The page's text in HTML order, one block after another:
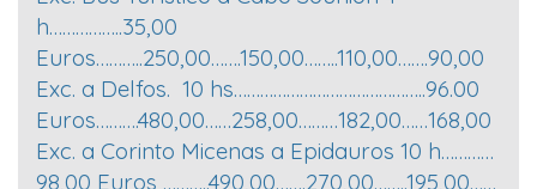
h……………..35,00
Euros………..250,00…….150,00……..110,00…….90,00
Exc. a Delfos. 10 hs……………………………………..96.00
Euros……….480,00……258,00………182,00……168,00
Exc. a Corinto Micenas a Epidauros 10 h…………
98,00 Euros ………..490,00…….270,00……..195,00……